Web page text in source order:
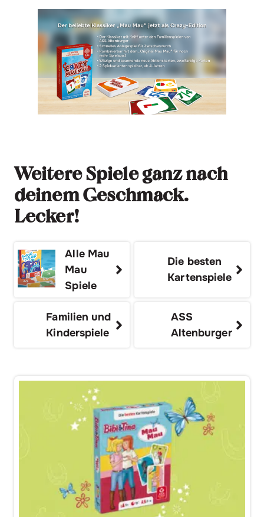
Weitere Spiele ganz nach
deinem Geschmack.
Lecker!
Alle Mau
Mau
Spiele
Die besten
Kartenspiele
Familien und
Kinderspiele
ASS
Altenburger